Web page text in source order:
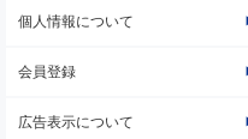
個人情報について
会員登録
広告表示について